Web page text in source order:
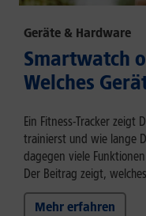
Geräte & Hardware
Smartwatch
Welches
Ein Fitness-Tracker zeigt
trainierst und wie lange
dagegen viele
Der Beitrag zeigt,
Mehr erfahren